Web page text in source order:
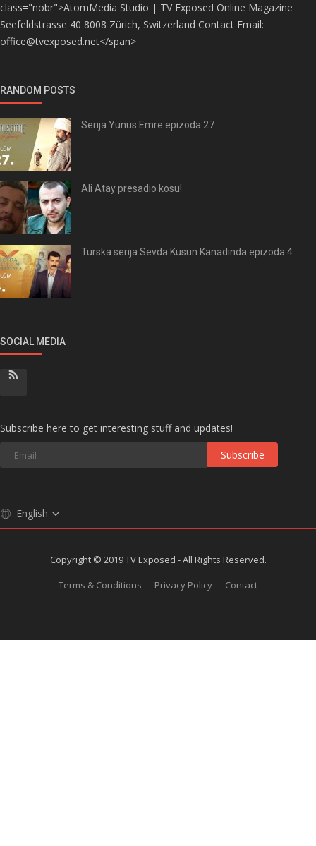
class="nobr">AtomMedia Studio | TV Exposed Online Magazine
Seefeldstrasse 40 8008 Zürich, Switzerland Contact Email:
office@tvexposed.net</span>
RANDOM POSTS
Serija Yunus Emre epizoda 27
Ali Atay presadio kosu!
Turska serija Sevda Kusun Kanadinda epizoda 4
SOCIAL MEDIA
Subscribe here to get interesting stuff and updates!
Subscribe
English
Copyright © 2019 TV Exposed - All Rights Reserved.
Terms & Conditions
Privacy Policy Contact